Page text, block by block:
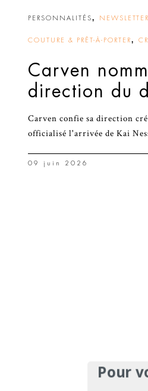
PERSONNALITÉS,
COUTURE & PRÊT-À-PORTER,
Carven
direction du
Carven confie sa direction
officialisé l'arrivée de Kai
09 juin 2026
Pour